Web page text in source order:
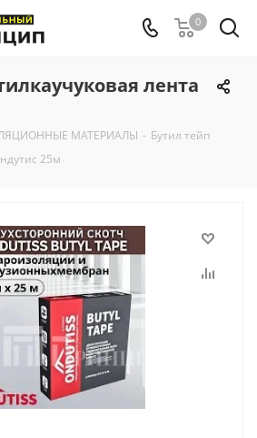
0
лента
МАТЕРИАЛЫ - Бутил тейп
25м